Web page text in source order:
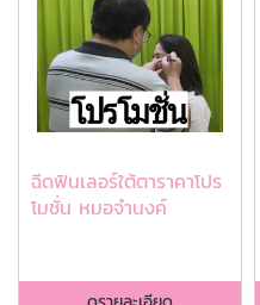
ฉีดฟินเลอร์ใต้ตาราคาโปร
โมชั่น หมอจำนงค์